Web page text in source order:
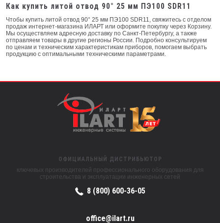
Как купить литой отвод 90° 25 мм ПЭ100 SDR11
Чтобы купить литой отвод 90° 25 мм ПЭ100 SDR11, свяжитесь с отделом
продаж интернет-магазина ИЛАРТ или оформите покупку через Корзину.
Мы осуществляем адресную доставку по Санкт-Петербургу, а также
отправляем товары в другие регионы России. Подробно консультируем
по ценам и техническим характеристикам приборов, помогаем выбрать
продукцию с оптимальными техническими параметрами.
ОФИЦИАЛЬНЫЙ ДИСТРИБЬЮТОР
ключевых производителей профессионального оборудования для
строительства и эксплуатации инженерных сетей
8 (800) 600-36-05
office@ilart.ru